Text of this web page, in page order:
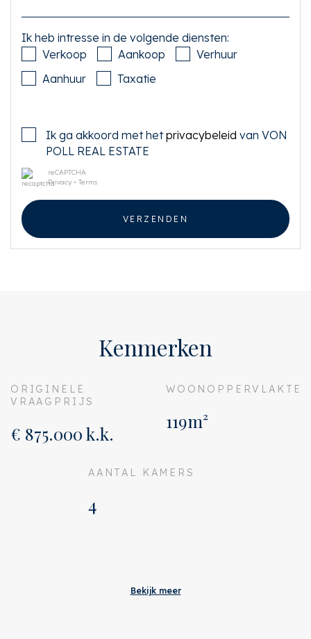
Ik heb intresse in de volgende diensten:
Verkoop
Aankoop
Verhuur
Aanhuur
Taxatie
Ik ga akkoord met hetprivacybeleid van VON
POLL REAL ESTATE
reCAPTCHA
Privacy • Terms
VERZENDEN
Kenmerken
ORIGINELE
VRAAGPRIJS
€ 875.000 k.k.
WOONOPPERVLAKTE
119m²
AANTAL KAMERS
4
Bekijk meer